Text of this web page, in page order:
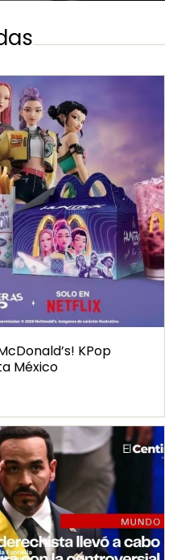
KPop
México